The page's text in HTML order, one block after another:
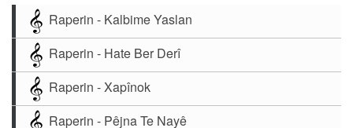
Raperin - Kalbime Yaslan
Raperin - Hate Ber Derî
Raperin - Xapînok
Raperin - Pêjna Te Nayê